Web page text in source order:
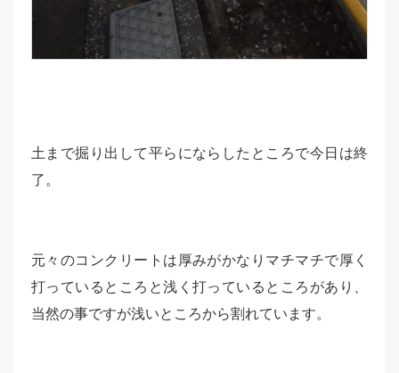
土まで掘り出して平らにならしたところで今日は終
了。
元々のコンクリートは厚みがかなりマチマチで厚く
打っているところと浅く打っているところがあり、
当然の事ですが浅いところから割れています。